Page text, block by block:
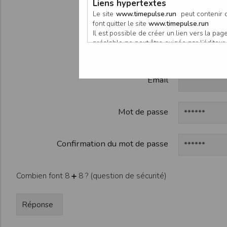
Email
Mot de passe
Confirmation du mot de passe
Combien font 8 8 ? (question de sécurité)
Liens hypertextes
Le site www.timepulse.run peut contenir
font quitter le site www.timepulse.run
Il est possible de créer un lien vers la
préalable ne peut être exigée par
nouvelle fenêtre du navigateur.
Responsabilité de l’éditeur
L’EDITEUR se réserve le droit de les
particulier, ils peuvent avoir fait l’objet
L’utilisation des informations et/ou
informations et/ou documents disponibles